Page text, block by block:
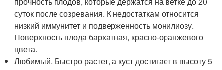
суток после созревания. К недостаткам относится
низкий иммунитет и подверженность монилиозу.
Поверхность плода бархатная, красно-оранжевого
цвета.
Любимый. Быстро растет, а куст достигает в высоту 5